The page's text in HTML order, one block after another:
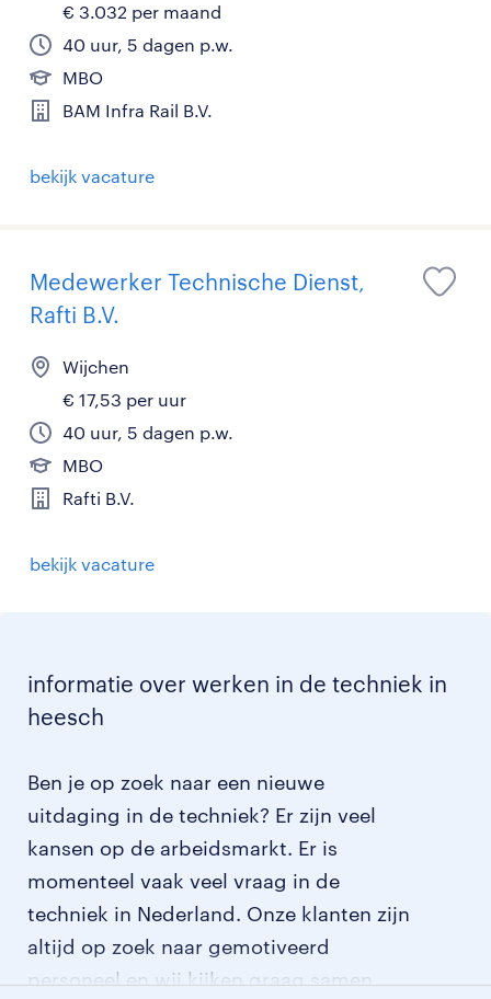
€ 3.032 per maand
40 uur, 5 dagen p.w.
MBO
BAM Infra Rail B.V.
bekijk vacature
Medewerker Technische Dienst,
Rafti B.V.
Wijchen
€ 17,53 per uur
40 uur, 5 dagen p.w.
MBO
Rafti B.V.
bekijk vacature
informatie over werken in de techniek in
heesch
Ben je op zoek naar een nieuwe
uitdaging in de techniek? Er zijn veel
kansen op de arbeidsmarkt. Er is
momenteel vaak veel vraag in de
techniek in Nederland. Onze klanten zijn
altijd op zoek naar gemotiveerd
personeel en wij kijken graag samen